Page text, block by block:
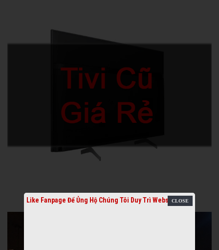
Like Fanpage Để Ủng Hộ Chúng Tôi Duy Trì Website